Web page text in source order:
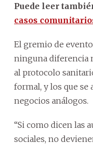
Puede leer
casos
El gremio de
ninguna diferencia
al protocolo
formal, y los que se
negocios análogos.
“Si como dicen las
sociales, no